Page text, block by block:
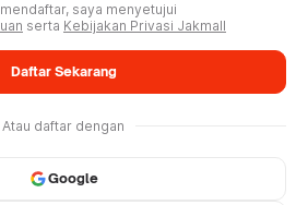
saya menyetujui
serta Kebijakan Privasi Jakmall
Daftar Sekarang
Atau daftar dengan
Google